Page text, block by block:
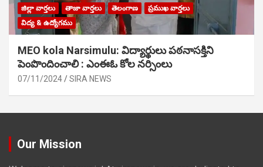
జిల్లా వార్తలు తాజా వార్తలు తెలంగాణ
ప్రముఖ వార్తలు
విద్య & ఉద్యోగము
MEO kola Narsimulu: విద్యార్థులు పఠ‌నాసక్తిని
పెంపొందించాలి : ఎంఈఓ కోల నర్సింలు
07/11/2024 SIRA NEWS
Our Mission